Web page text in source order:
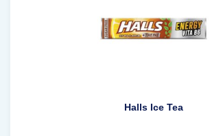
Halls Ice Tea